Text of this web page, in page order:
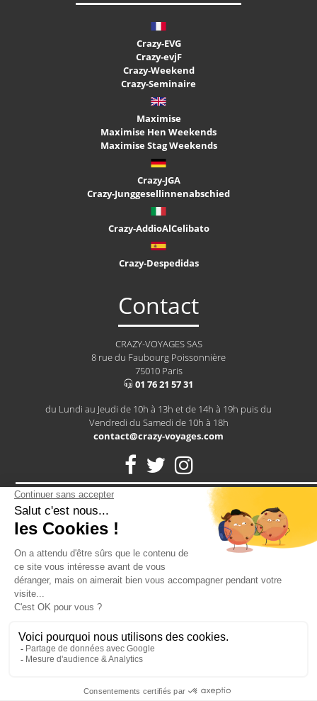
Crazy-EVG
Crazy-evjF
Crazy-Weekend
Crazy-Seminaire
Maximise
Maximise Hen Weekends
Maximise Stag Weekends
Crazy-JGA
Crazy-Junggesellinnenabschied
Crazy-AddioAlCelibato
Crazy-Despedidas
Contact
CRAZY-VOYAGES SAS
8 rue du Faubourg Poissonnière
75010 Paris
01 76 21 57 31
du Lundi au Jeudi de 10h à 13h et de 14h à 19h puis du
Vendredi du Samedi de 10h à 18h
contact@crazy-voyages.com
Notre assurance RCP vous protège contre tous les petits bobos
d'un EVG: une cheville en vrac après un paintball? Un tour de
cou après un striptease? Notre assurance vous couvre
2026 - CRAZY-VOYAGES SAS